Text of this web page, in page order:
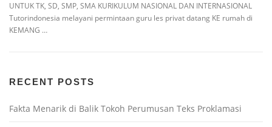
UNTUK TK, SD, SMP, SMA KURIKULUM NASIONAL DAN INTERNASIONAL
Tutorindonesia melayani permintaan guru les privat datang KE rumah di
KEMANG …
RECENT POSTS
Fakta Menarik di Balik Tokoh Perumusan Teks Proklamasi